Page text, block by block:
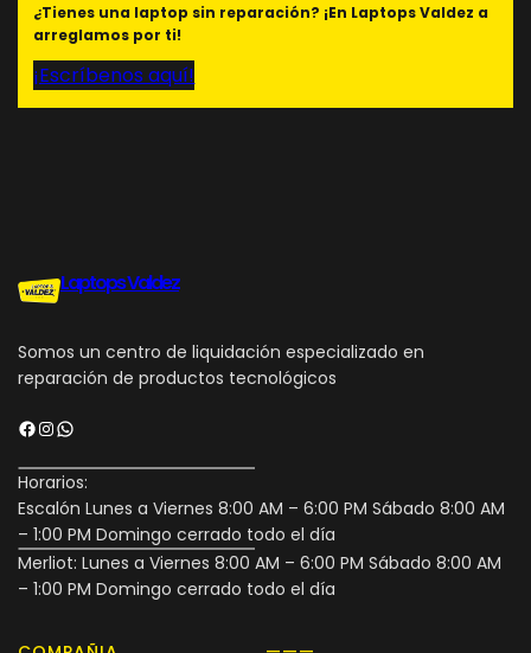
¿Tienes una laptop sin reparación? ¡En Laptops Valdez a
arreglamos por ti!
¡Escríbenos aquí!
Laptops Valdez
Somos un centro de liquidación especializado en
reparación de productos tecnológicos
Facebook InstagramWhatsApp
Horarios:
Escalón Lunes a Viernes 8:00 AM – 6:00 PM Sábado 8:00 AM
– 1:00 PM Domingo cerrado todo el día
Merliot: Lunes a Viernes 8:00 AM – 6:00 PM Sábado 8:00 AM
– 1:00 PM Domingo cerrado todo el día